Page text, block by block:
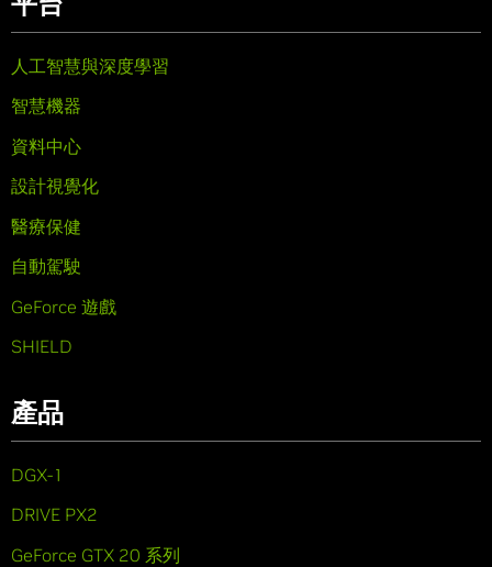
人工智慧與深度學習
智慧機器
資料中心
設計視覺化
醫療保健
自動駕駛
GeForce 遊戲
SHIELD
產品
DGX-1
DRIVE PX2
GeForce GTX 20 系列